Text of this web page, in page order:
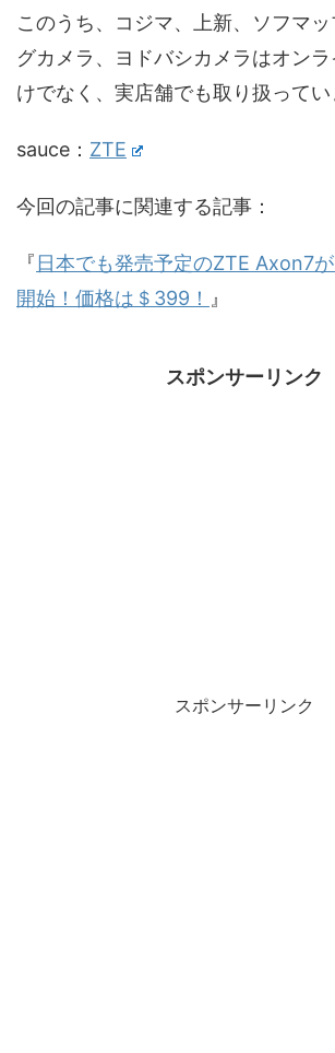
このうち、コジマ、上新、ソフマッ
グカメラ、ヨドバシカメラはオン
けでなく、実店舗でも取り扱ってい
sauce： ZTE
今回の記事に関連する記事：
『 日本でも発売予定のZTE Axon7
開始！価格は＄399！ 』
スポンサーリンク
スポンサーリンク